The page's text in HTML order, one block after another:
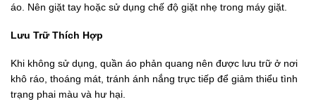
áo. Nên giặt tay hoặc sử dụng chế độ giặt nhẹ trong máy giặt.
Lưu Trữ Thích Hợp
Khi không sử dụng, quần áo phản quang nên được lưu trữ ở nơi
khô ráo, thoáng mát, tránh ánh nắng trực tiếp để giảm thiểu tình
trạng phai màu và hư hại.